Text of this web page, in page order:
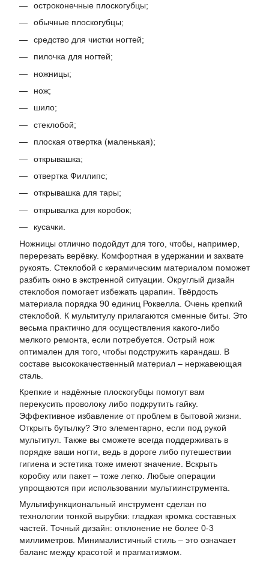
остроконечные плоскогубцы;
обычные плоскогубцы;
средство для чистки ногтей;
пилочка для ногтей;
ножницы;
нож;
шило;
стеклобой;
плоская отвертка (маленькая);
открывашка;
отвертка Филлипс;
открывашка для тары;
открывалка для коробок;
кусачки.
Ножницы отлично подойдут для того, чтобы, например,
перерезать верёвку. Комфортная в удержании и захвате
рукоять. Стеклобой с керамическим материалом поможет
разбить окно в экстренной ситуации. Округлый дизайн
стеклобоя помогает избежать царапин. Твёрдость
материала порядка 90 единиц Роквелла. Очень крепкий
стеклобой. К мультитулу прилагаются сменные биты. Это
весьма практично для осуществления какого-либо
мелкого ремонта, если потребуется. Острый нож
оптимален для того, чтобы подстружить карандаш. В
составе высококачественный материал – нержавеющая
сталь.
Крепкие и надёжные плоскогубцы помогут вам
перекусить проволоку либо подкрутить гайку.
Эффективное избавление от проблем в бытовой жизни.
Открыть бутылку? Это элементарно, если под рукой
мультитул. Также вы сможете всегда поддерживать в
порядке ваши ногти, ведь в дороге либо путешествии
гигиена и эстетика тоже имеют значение. Вскрыть
коробку или пакет – тоже легко. Любые операции
упрощаются при использовании мультиинструмента.
Мультифункциональный инструмент сделан по
технологии тонкой вырубки: гладкая кромка составных
частей. Точный дизайн: отклонение не более 0-3
миллиметров. Минималистичный стиль – это означает
баланс между красотой и прагматизмом.